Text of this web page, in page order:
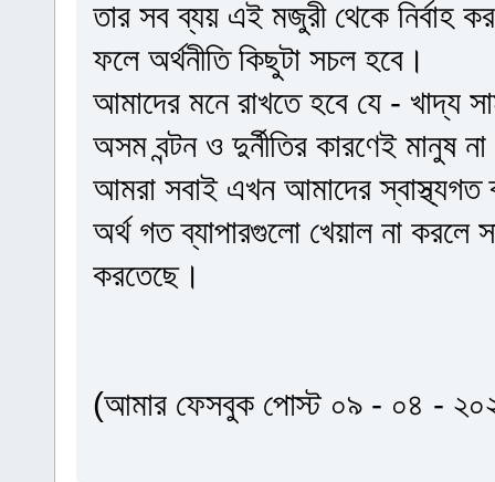
তার সব ব্যয় এই মজুরী থেকে নির্বাহ
ফলে অর্থনীতি কিছুটা সচল হবে।
আমাদের মনে রাখতে হবে যে - খাদ্য
অসম বন্টন ও দুর্নীতির কারণেই মানুষ
আমরা সবাই এখন আমাদের
অর্থ গত ব্যাপারগুলো খেয়াল না করলে
করতেছে।
(আমার ফেসবুক পোস্ট ০৯ - ০৪ -